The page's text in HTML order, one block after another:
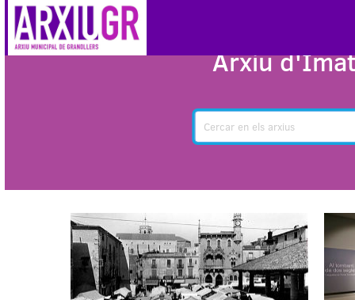
Arxiu
Cercar